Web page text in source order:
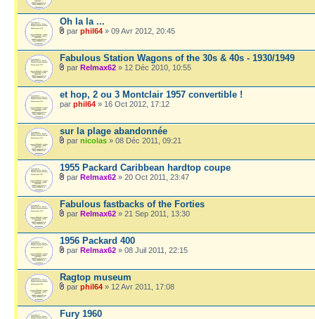
Oh la la ...
par phil64 » 09 Avr 2012, 20:45
Fabulous Station Wagons of the 30s & 40s - 1930/1949
par Relmax62 » 12 Déc 2010, 10:55
et hop, 2 ou 3 Montclair 1957 convertible !
par phil64 » 16 Oct 2012, 17:12
sur la plage abandonnée
par nicolas » 08 Déc 2011, 09:21
1955 Packard Caribbean hardtop coupe
par Relmax62 » 20 Oct 2011, 23:47
Fabulous fastbacks of the Forties
par Relmax62 » 21 Sep 2011, 13:30
1956 Packard 400
par Relmax62 » 08 Juil 2011, 22:15
Ragtop museum
par phil64 » 12 Avr 2011, 17:08
Fury 1960